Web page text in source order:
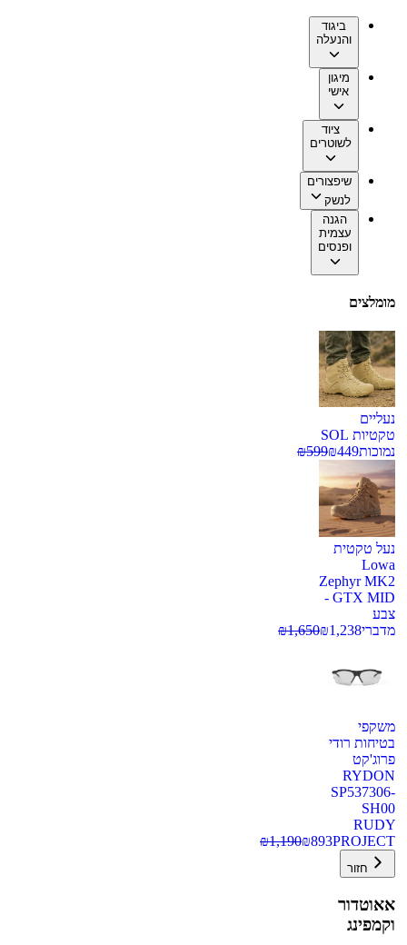
ביגוד
והנעלה
מיגון
אישי
ציוד
לשוטרים
שיפצורים
לנשק
הגנה
עצמית
ופנסים
מומלצים
נעליים
טקטיות SOL
נמוכות
₪449
₪599
נעל טקטית
Lowa
Zephyr MK2
GTX MID -
צבע
מדברי
₪1,238
₪1,650
משקפי
בטיחות רודי
פרוג'קט
RYDON
SP537306-
SH00
RUDY
PROJECT
₪893
₪1,190
חזור
אאוטדור
וקמפינג